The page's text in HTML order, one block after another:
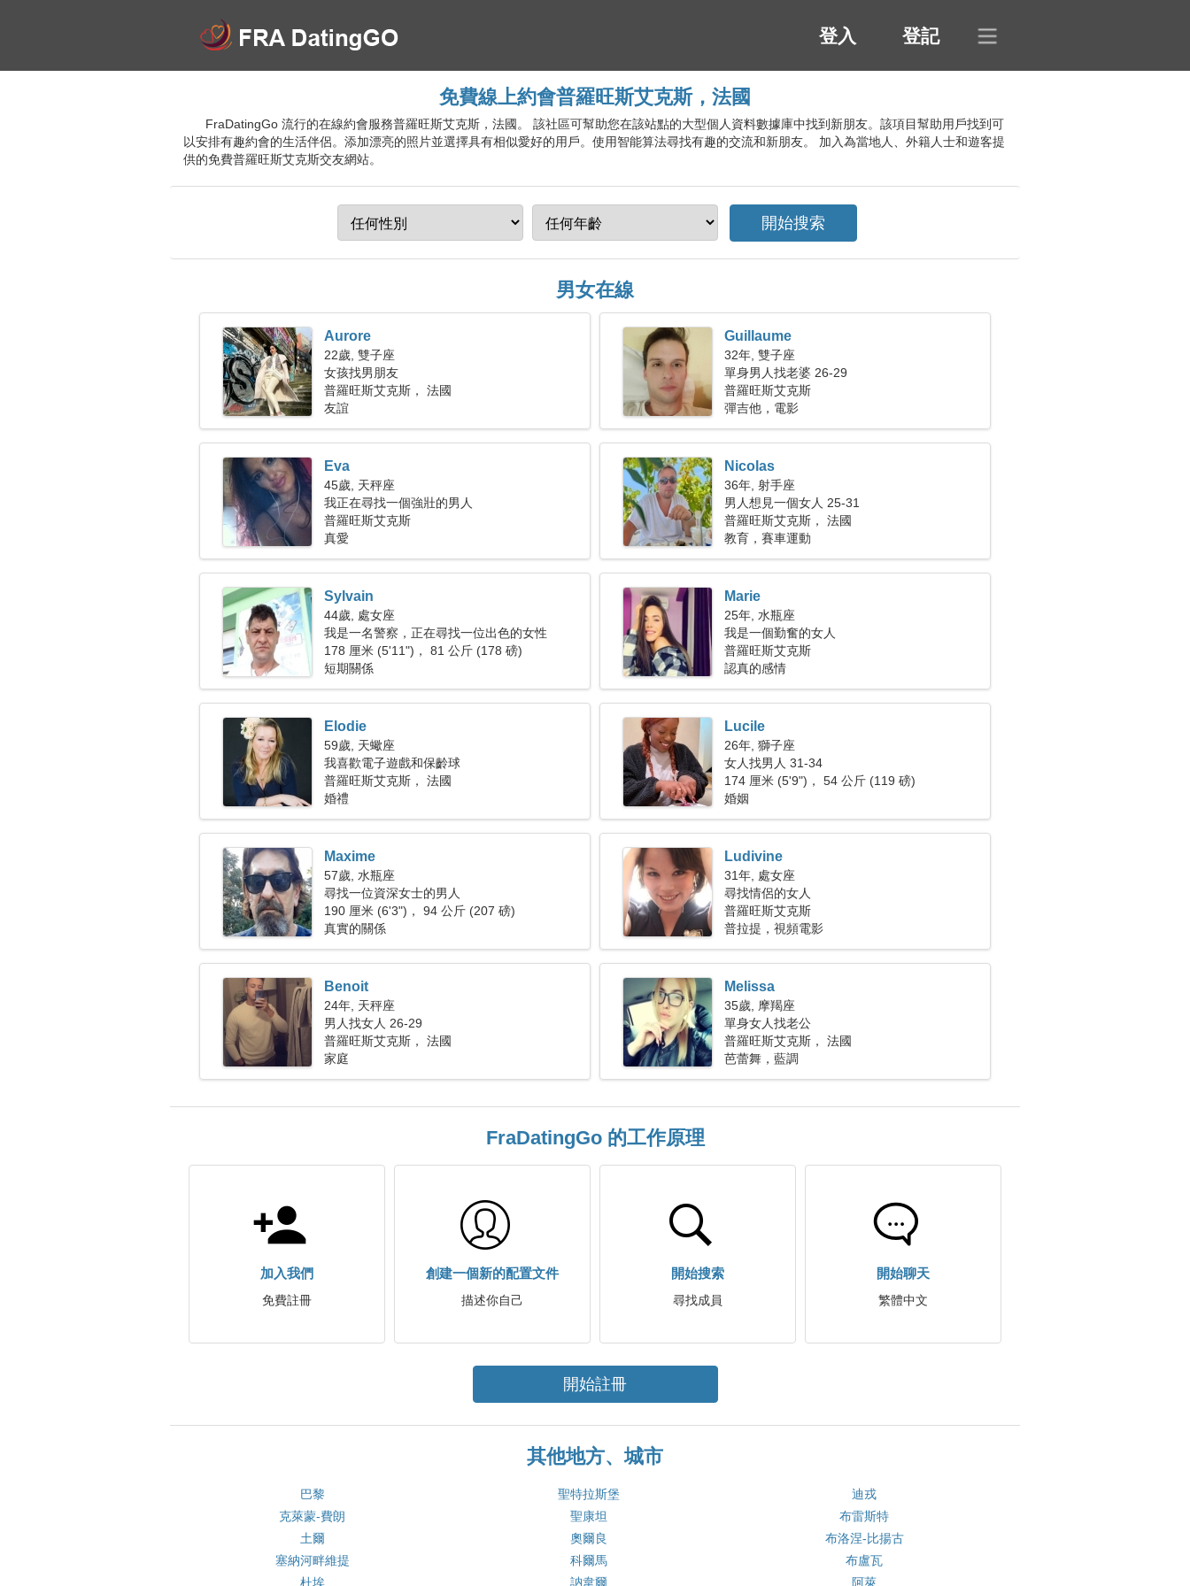
登入 登記
免費線上約會普羅旺斯艾克斯，法國
FraDatingGo 流行的在線約會服務普羅旺斯艾克斯，法國。 該社區可幫助您在該站點的大型個人資料數據庫中找到新朋友。該項目幫助用戶找到可
以安排有趣約會的生活伴侶。添加漂亮的照片並選擇具有相似愛好的用戶。使用智能算法尋找有趣的交流和新朋友。 加入為當地人、外籍人士和遊客提
供的免費普羅旺斯艾克斯交友網站。
男女在線
Aurore
22歲, 雙子座
女孩找男朋友
普羅旺斯艾克斯， 法國
友誼
Guillaume
32年, 雙子座
單身男人找老婆 26-29
普羅旺斯艾克斯
彈吉他，電影
Eva
45歲, 天秤座
我正在尋找一個強壯的男人
普羅旺斯艾克斯
真愛
Nicolas
36年, 射手座
男人想見一個女人 25-31
普羅旺斯艾克斯， 法國
教育，賽車運動
Sylvain
44歲, 處女座
我是一名警察，正在尋找一位出色的女性
178 厘米 (5'11")， 81 公斤 (178 磅)
短期關係
Marie
25年, 水瓶座
我是一個勤奮的女人
普羅旺斯艾克斯
認真的感情
Elodie
59歲, 天蠍座
我喜歡電子遊戲和保齡球
普羅旺斯艾克斯， 法國
婚禮
Lucile
26年, 獅子座
女人找男人 31-34
174 厘米 (5'9")， 54 公斤 (119 磅)
婚姻
Maxime
57歲, 水瓶座
尋找一位資深女士的男人
190 厘米 (6'3")， 94 公斤 (207 磅)
真實的關係
Ludivine
31年, 處女座
尋找情侶的女人
普羅旺斯艾克斯
普拉提，視頻電影
Benoit
24年, 天秤座
男人找女人 26-29
普羅旺斯艾克斯， 法國
家庭
Melissa
35歲, 摩羯座
單身女人找老公
普羅旺斯艾克斯， 法國
芭蕾舞，藍調
FraDatingGo 的工作原理
加入我們
免費註冊
創建一個新的配置文件
描述你自己
開始搜索
尋找成員
開始聊天
繁體中文
開始註冊
其他地方、城市
巴黎 聖特拉斯堡
迪戎
克萊蒙-費朗
聖康坦
布雷斯特
土爾
奧爾良
布洛涅-比揚古
塞納河畔維提
科爾馬
布盧瓦
杜埃
訥韋爾 阿萊